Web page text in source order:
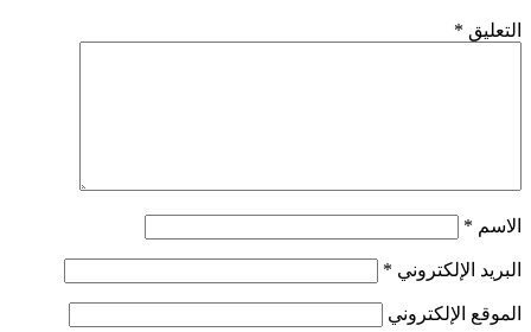
التعليق *
الاسم *
البريد الإلكتروني *
الموقع الإلكتروني